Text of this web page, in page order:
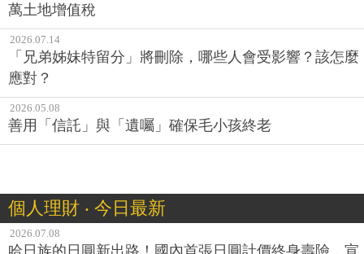
萬土地增值稅
2026.07.14
「兄弟姊妹特留分」將刪除，哪些人會受影響？該怎麼
應對？
2026.05.08
善用「信託」與「遺囑」確保毛小孩終老
個人理財 ‧ 今日最新
2026.07.08
哈日族的日圓新出路！國內首張日圓計價終身壽險，宣